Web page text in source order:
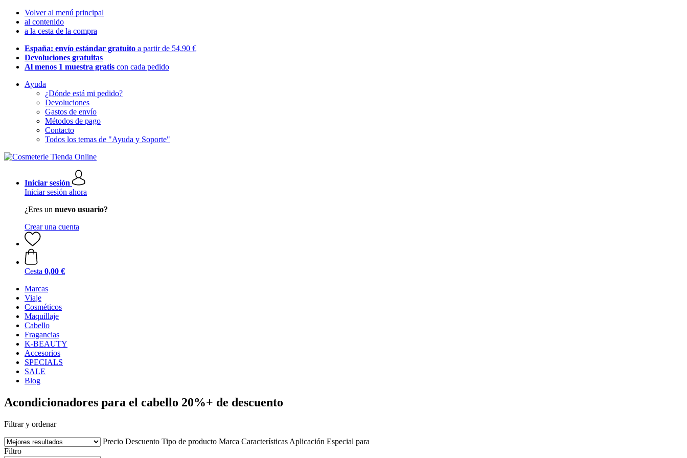
Volver al menú principal
al contenido
a la cesta de la compra
España: envío estándar gratuito a partir de 54,90 €
Devoluciones gratuitas
Al menos 1 muestra gratis con cada pedido
Ayuda
¿Dónde está mi pedido?
Devoluciones
Gastos de envío
Métodos de pago
Contacto
Todos los temas de "Ayuda y Soporte"
Iniciar sesión
Iniciar sesión ahora
¿Eres un nuevo usuario?
Crear una cuenta
Cesta 0,00 €
Marcas
Viaje
Cosméticos
Maquillaje
Cabello
Fragancias
K-BEAUTY
Accesorios
SPECIALS
SALE
Blog
Acondicionadores para el cabello 20%+ de descuento
Filtrar y ordenar
Precio Descuento Tipo de producto Marca Características Aplicación Especial para
Filtro